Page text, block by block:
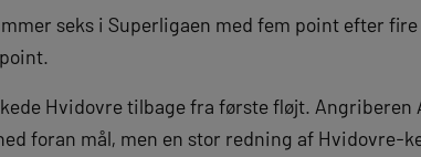
seks i Superligaen med fem point efter
Hvidovre tilbage fra første fløjt. Angriberen
foran mål, men en stor redning af Hvidovre-